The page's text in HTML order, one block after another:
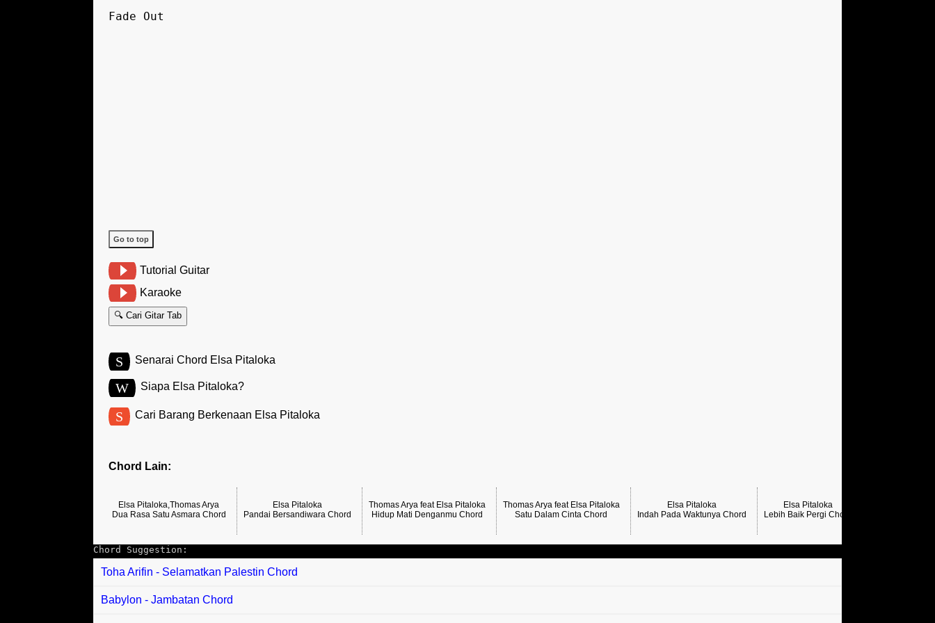
Fade Out
Go to top
Tutorial Guitar
Karaoke
🔍 Cari Gitar Tab
S Senarai Chord Elsa Pitaloka
W Siapa Elsa Pitaloka?
S Cari Barang Berkenaan Elsa Pitaloka
Chord Lain:
Elsa Pitaloka,Thomas Arya
Dua Rasa Satu Asmara Chord
Elsa Pitaloka
Pandai Bersandiwara Chord
Thomas Arya feat Elsa Pitaloka
Hidup Mati Denganmu Chord
Thomas Arya feat Elsa Pitaloka
Satu Dalam Cinta Chord
Elsa Pitaloka
Indah Pada Waktunya Chord
Elsa Pitaloka
Lebih Baik Pergi Chord
Chord Suggestion:
Toha Arifin - Selamatkan Palestin Chord
Babylon - Jambatan Chord